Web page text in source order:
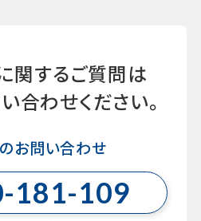
関するご質問は
合わせください。
お問い合わせ
181-109